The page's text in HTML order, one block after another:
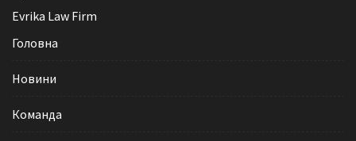
Evrika Law Firm
Головна
Новини
Команда